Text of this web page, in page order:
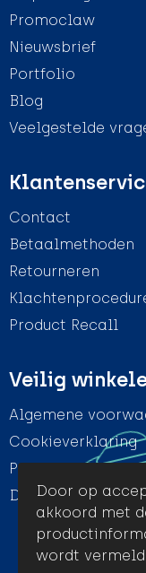
Promoclaw
Nieuwsbrief
Portfolio
Blog
Veelgestelde
Contact
Betaalmethoden
Retourneren
Product Recall
Veilig
Algemene
Cookieverklaring
Privacyverklaring
Disclaimer
Door op
akkoord met
wordt vermeld.